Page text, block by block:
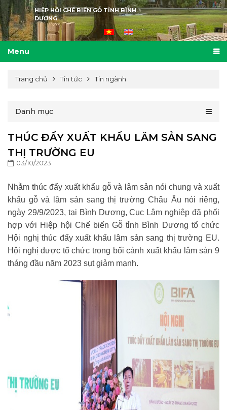
HIỆP HỘI CHẾ BIẾN GỖ TỈNH BÌNH
DƯƠNG
Menu
Trang chủ Tin tức Tin ngành
Danh mục
THÚC ĐẨY XUẤT KHẨU LÂM SẢN SANG
THỊ TRƯỜNG EU
03/10/2023
Nhằm thúc đẩy xuất khẩu gỗ và lâm sản nói chung và xuất
khẩu gỗ và lâm sản sang thị trường Châu Âu nói riêng,
ngày 29/9/2023, tại Bình Dương, Cục Lâm nghiệp đã phối
hợp với Hiệp hội Chế biến Gỗ tỉnh Bình Dương tổ chức
Hội nghị thúc đẩy xuất khẩu lâm sản sang thị trường EU.
Hội nghị được tổ chức trong bối cảnh xuất khẩu lâm sản 9
tháng đầu năm 2023 sụt giảm mạnh.